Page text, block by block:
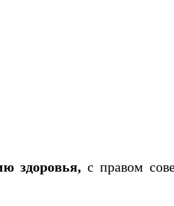
здоровья, с правом